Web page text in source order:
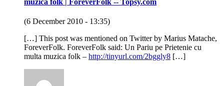
(6 December 2010 - 13:35)
[…] This post was mentioned on Twitter by Marius Matache,
ForeverFolk. ForeverFolk said: Un Pariu pe Prietenie cu
multa muzica folk – http://tinyurl.com/2bggly8 […]